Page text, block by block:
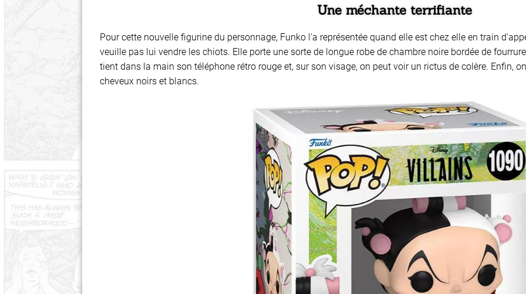
Une méchante terrifiante
Pour cette nouvelle figurine du personnage, Funko l'a représentée quand elle est chez elle en train
veuille pas lui vendre les chiots. Elle porte une sorte de longue robe de chambre noire bordée de
tient dans la main son téléphone rétro rouge et, sur son visage, on peut voir un rictus de colère. Enfin,
cheveux noirs et blancs.